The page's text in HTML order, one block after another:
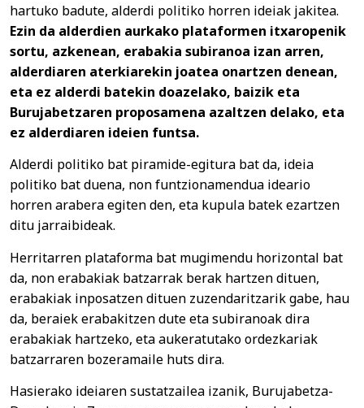
hartuko badute, alderdi politiko horren ideiak jakitea.
Ezin da alderdien aurkako plataformen itxaropenik
sortu, azkenean, erabakia subiranoa izan arren,
alderdiaren aterkiarekin joatea onartzen denean,
eta ez alderdi batekin doazelako, baizik eta
Burujabetzaren proposamena azaltzen delako, eta
ez alderdiaren ideien funtsa.
Alderdi politiko bat piramide-egitura bat da, ideia
politiko bat duena, non funtzionamendua ideario
horren arabera egiten den, eta kupula batek ezartzen
ditu jarraibideak.
Herritarren plataforma bat mugimendu horizontal bat
da, non erabakiak batzarrak berak hartzen dituen,
erabakiak inposatzen dituen zuzendaritzarik gabe, hau
da, beraiek erabakitzen dute eta subiranoak dira
erabakiak hartzeko, eta aukeratutako ordezkariak
batzarraren bozeramaile huts dira.
Hasierako ideiaren sustatzailea izanik, Burujabetza-